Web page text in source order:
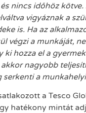
nincs időhöz
vigyáznak a
is. Ha az
végzi a munkáját,
ki hozza el a
nagyobb
serkenti a
a Tesco
hatékony mintát